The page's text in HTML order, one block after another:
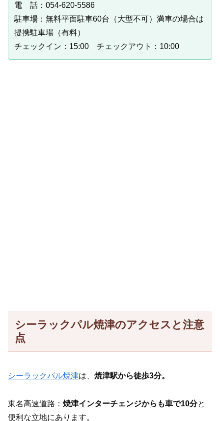
電 話：054-620-5586
駐車場：無料平面駐車60台（大型不可）満車の場合は
提携駐車場（有料）
チェックイン：15:00 チェックアウト：10:00
シーラックパル焼津のアクセスと注意
点
シーラックパル焼津は、 焼津駅から徒歩3分。
東名高速道路： 焼津インターチェンジからも車で10分と
便利な立地にあります。